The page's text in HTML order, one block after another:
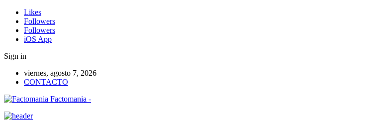
Likes
Followers
Followers
iOS App
Sign in
viernes, agosto 7, 2026
CONTACTO
Factomania -